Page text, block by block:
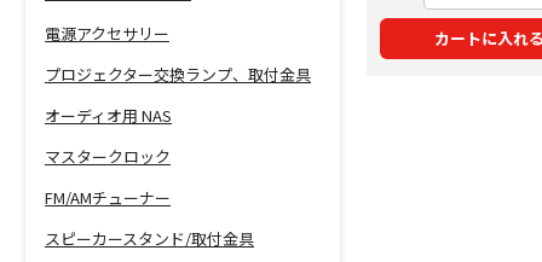
電源アクセサリー
プロジェクター交換ランプ、取付金具
オーディオ用 NAS
マスタークロック
FM/AMチューナー
スピーカースタンド/取付金具
カートに入れ